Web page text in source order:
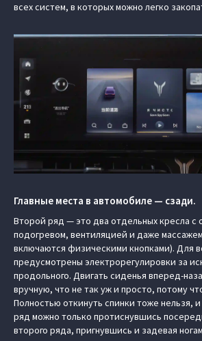
всех систем, в которых можно легко
Главные места в автомобиле — сзади.
Второй ряд — это два отдельных кресла с
подогревом, вентиляцией и даже
включаются физическими кнопками). Для
предусмотрены электрорегулировки за
продольного. Двигать сиденья вперед-
вручную, что не так уж и просто, потому
Полностью откинуть спинки тоже нельзя,
ряд можно только протиснувшись
второго ряда, пригнувшись и задевая